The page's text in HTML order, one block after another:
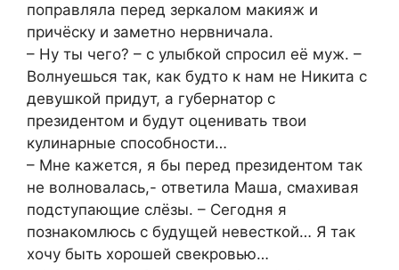
поправляла перед зеркалом макияж и
причёску и заметно нервничала.
– Ну ты чего? – с улыбкой спросил её муж. –
Волнуешься так, как будто к нам не Никита с
девушкой придут, а губернатор с
президентом и будут оценивать твои
кулинарные способности…
– Мне кажется, я бы перед президентом так
не волновалась,- ответила Маша, смахивая
подступающие слёзы. – Сегодня я
познакомлюсь с будущей невесткой… Я так
хочу быть хорошей свекровью…